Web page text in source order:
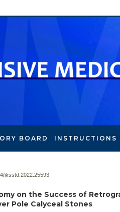
BOARD INSTRUCTIONS
iksstd.2022.25593
on the Success of
Pole Calyceal Stones